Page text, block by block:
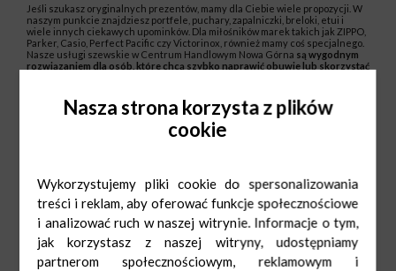
Jeśli szukasz oryginalnych prezentów, mamy dla Ciebie wiele propozycji. W
naszym punkcie znajdziesz portfele, puchary, zapalniczki, breloki, etui i
wiele innych ciekawych upominków. Dla miłośników marek takich jak ZIPPO,
Parker, Casio, Perfect Pacific czy Victorinox, również mamy coś specjalnego.
Nasze usługi szewskie w Centrum Handlowym Nowa Górna są wygodnym
rozwiązaniem dla osób, które chcą szybko naprawić obuwie lub skorzystać
regularnie.
Szewc Łódź – Szewczyk Paryski godziny otwarcia
Jeśli interesują Cię godziny otwarcia Szewczyk Paryski, poniżej znajdziesz
Pn-Sob: 9:00-21:00
Ndz: 10:00-19:00
Pn-Sob: 9:00-21:00
Ndz: 10:00-19:00
501 707 746
romariusz@op.pl
Nasza strona korzysta z plików
cookie
Wykorzystujemy pliki cookie do spersonalizowania
treści i reklam, aby oferować funkcje społecznościowe
i analizować ruch w naszej witrynie. Informacje o tym,
jak korzystasz z naszej witryny, udostępniamy
partnerom społecznościowym, reklamowym i